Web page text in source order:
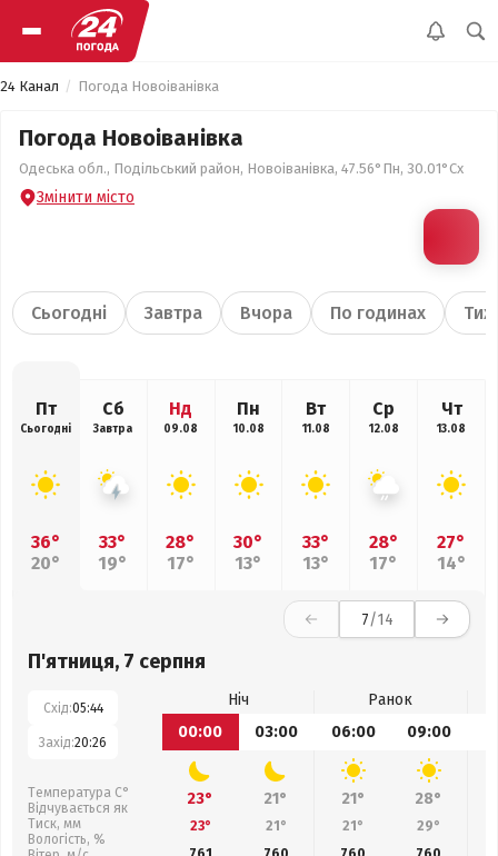
24 Канал Погода Новоіванівка
Погода Новоіванівка
Одеська обл., Подільський район, Новоіванівка, 47.56°Пн, 30.01°Сх
Змінити місто
Сьогодні Завтра Вчора По годинах
Пт
Сьогодні
36°
20°
Сб
Завтра
33°
19°
Нд
09.08
28°
17°
Пн
10.08
30°
13°
Вт
11.08
33°
13°
Ср
12.08
28°
17°
Чт
13.08
27°
14°
7/14
П'ятниця, 7 серпня
Схід:05:44
Захід:20:26
Температура С°
Відчувається як
Тиск, мм
Вологість, %
Ніч
Ранок
00:00
03:00 06:00 09:00
23° 21° 21° 28°
23° 21° 21° 29°